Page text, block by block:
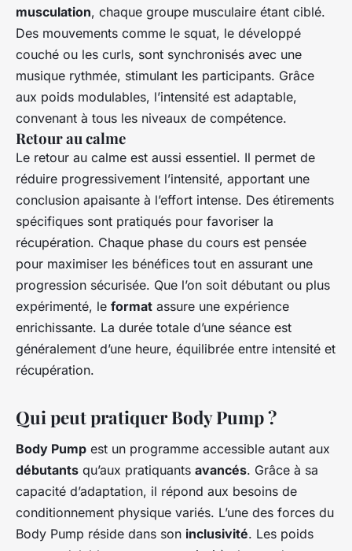
musculation, chaque groupe musculaire étant ciblé.
Des mouvements comme le squat, le développé
couché ou les curls, sont synchronisés avec une
musique rythmée, stimulant les participants. Grâce
aux poids modulables, l’intensité est adaptable,
convenant à tous les niveaux de compétence.
Retour au calme
Le retour au calme est aussi essentiel. Il permet de
réduire progressivement l’intensité, apportant une
conclusion apaisante à l’effort intense. Des étirements
spécifiques sont pratiqués pour favoriser la
récupération. Chaque phase du cours est pensée
pour maximiser les bénéfices tout en assurant une
progression sécurisée. Que l’on soit débutant ou plus
expérimenté, le format assure une expérience
enrichissante. La durée totale d’une séance est
généralement d’une heure, équilibrée entre intensité et
récupération.
Qui peut pratiquer Body Pump ?
Body Pump est un programme accessible autant aux
débutants qu’aux pratiquants avancés. Grâce à sa
capacité d’adaptation, il répond aux besoins de
conditionnement physique variés. L’une des forces du
Body Pump réside dans son inclusivité. Les poids